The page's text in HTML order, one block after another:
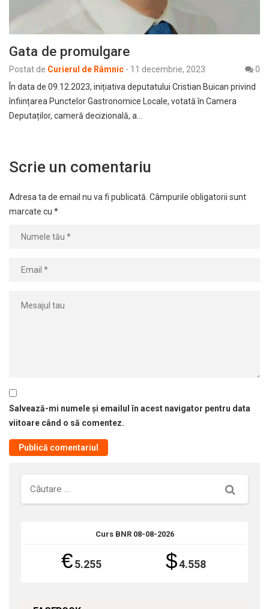
Gata de promulgare
Postat de Curierul de Râmnic - 11 decembrie, 2023
0
În data de 09.12.2023, inițiativa deputatului Cristian Buican privind
înființarea Punctelor Gastronomice Locale, votată în Camera
Deputaților, cameră decizională, a…
Scrie un comentariu
Adresa ta de email nu va fi publicată. Câmpurile obligatorii sunt
marcate cu *
Salvează-mi numele și emailul în acest navigator pentru data
viitoare când o să comentez.
Căutare
Curs BNR 08-08-2026
€5.255 $4.558